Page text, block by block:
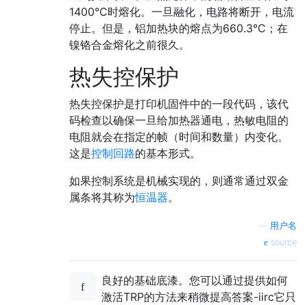
1400°C时熔化。一旦融化，电路将断开，电流
停止。但是，铝加热块的熔点为660.3°C；在
镍铬合金熔化之前很久。
热失控保护
热失控保护是打印机固件中的一段代码，该代
码检查以确保一旦给加热器通电，热敏电阻的
电阻就会在指定的帧（时间和数量）内变化。
这是控制回路的基本形式。
如果控制系统是机械实现的，则通常通过双金
属条将其称为恒温器。
用户名
source
良好的基础底漆。您可以通过提供如何
激活TRP的方法来稍微提高答案-iirc它只